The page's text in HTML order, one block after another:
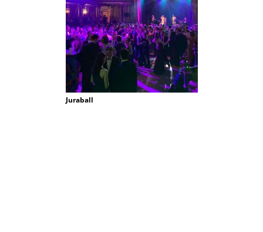
Juraball